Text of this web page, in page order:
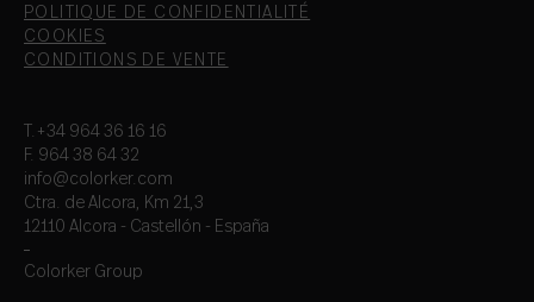
POLITIQUE DE CONFIDENTIALITÉ
COOKIES
CONDITIONS DE VENTE
T.+34 964 36 16 16
F. 964 38 64 32
info@colorker.com
Ctra. de Alcora, Km 21,3
12110 Alcora - Castellón - España
Colorker Group